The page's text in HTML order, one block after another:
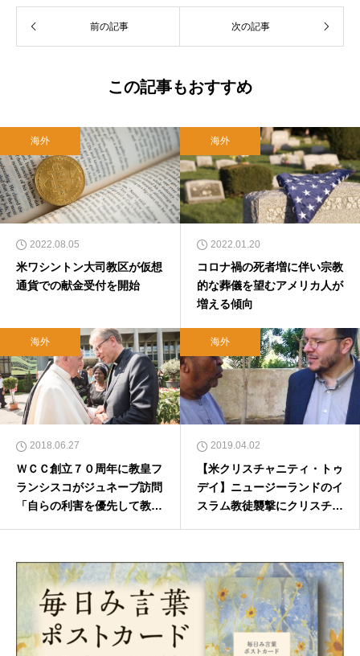
前の記事 次の記事
この記事もおすすめ
海外
2022.08.05
米ワシントン大司教区が仮想
通貨での献金受付を開始
海外
2022.01.20
コロナ禍の死者増に伴い宗教
的な葬儀を望むアメリカ人が
増える傾向
海外
2018.06.27
ＷＣＣ創立７０周年に教皇フ
ランシスコがジュネーブ訪問
「自らの利害を優先して教会
海外
2019.04.02
【米クリスチャニティ・トゥ
デイ】ニュージーランドのイ
スラム教徒襲撃にクリスチャ